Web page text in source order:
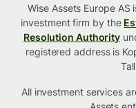
Wise Assets Europe
investment firm by the
Resolution Authority
registered address is
All investment services